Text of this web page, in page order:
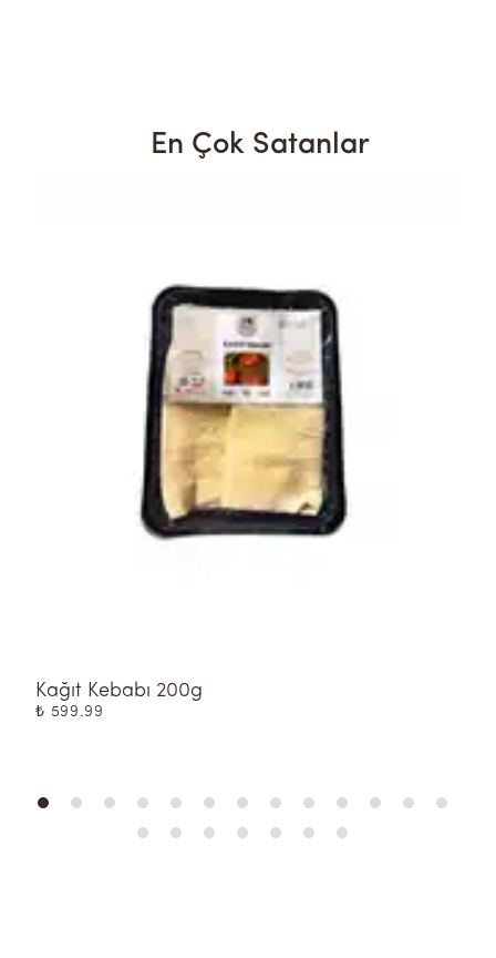
En Çok Satanlar
Kağıt Kebabı 200g
₺ 599.99